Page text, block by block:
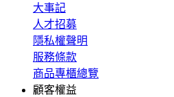
大事記
人才招募
隱私權聲明
服務條款
商品專櫃總覽
顧客權益